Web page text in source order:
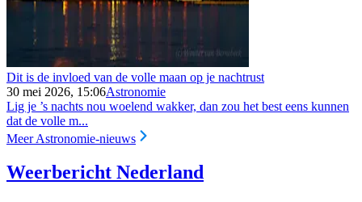
Dit is de invloed van de volle maan op je nachtrust
30 mei 2026, 15:06Astronomie
Lig je ’s nachts nou woelend wakker, dan zou het best eens kunnen
dat de volle m...
Meer Astronomie-nieuws
Weerbericht Nederland